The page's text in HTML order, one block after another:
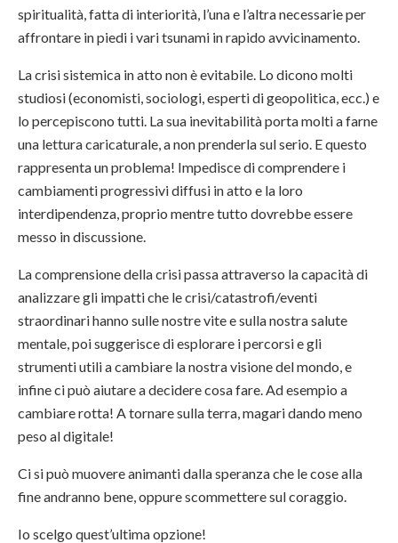
spiritualità, fatta di interiorità, l’una e l’altra necessarie per
affrontare in piedi i vari tsunami in rapido avvicinamento.
La crisi sistemica in atto non è evitabile. Lo dicono molti
studiosi (economisti, sociologi, esperti di geopolitica, ecc.) e
lo percepiscono tutti. La sua inevitabilità porta molti a farne
una lettura caricaturale, a non prenderla sul serio. E questo
rappresenta un problema! Impedisce di comprendere i
cambiamenti progressivi diffusi in atto e la loro
interdipendenza, proprio mentre tutto dovrebbe essere
messo in discussione.
La comprensione della crisi passa attraverso la capacità di
analizzare gli impatti che le crisi/catastrofi/eventi
straordinari hanno sulle nostre vite e sulla nostra salute
mentale, poi suggerisce di esplorare i percorsi e gli
strumenti utili a cambiare la nostra visione del mondo, e
infine ci può aiutare a decidere cosa fare. Ad esempio a
cambiare rotta! A tornare sulla terra, magari dando meno
peso al digitale!
Ci si può muovere animanti dalla speranza che le cose alla
fine andranno bene, oppure scommettere sul coraggio.
Io scelgo quest’ultima opzione!